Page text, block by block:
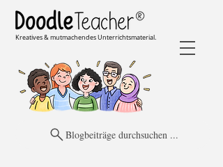
Kreatives & mutmachendes Unterrichtsmaterial.
Blogbeiträge durchsuchen ...